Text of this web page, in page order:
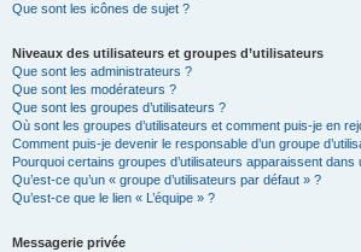
Que sont les icônes de sujet ?
Niveaux des utilisateurs et groupes d’utilisateurs
Que sont les administrateurs ?
Que sont les modérateurs ?
Que sont les groupes d’utilisateurs ?
Où sont les groupes d’utilisateurs et comment puis-je en
Comment puis-je devenir le responsable d’un groupe
Pourquoi certains groupes d’utilisateurs apparaissent dans
Qu’est-ce qu’un « groupe d’utilisateurs par défaut » ?
Qu’est-ce que le lien « L’équipe » ?
Messagerie privée